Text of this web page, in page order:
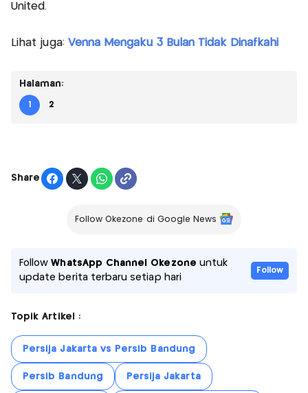
United.
Lihat juga: Venna Mengaku 3 Bulan Tidak Dinafkahi
Halaman:
1 2
Share
Follow Okezone di Google News
FollowWhatsApp Channel Okezone untuk
update berita terbaru setiap hari
Follow
Topik Artikel :
Persija Jakarta vs Persib Bandung
Persib Bandung Persija Jakarta